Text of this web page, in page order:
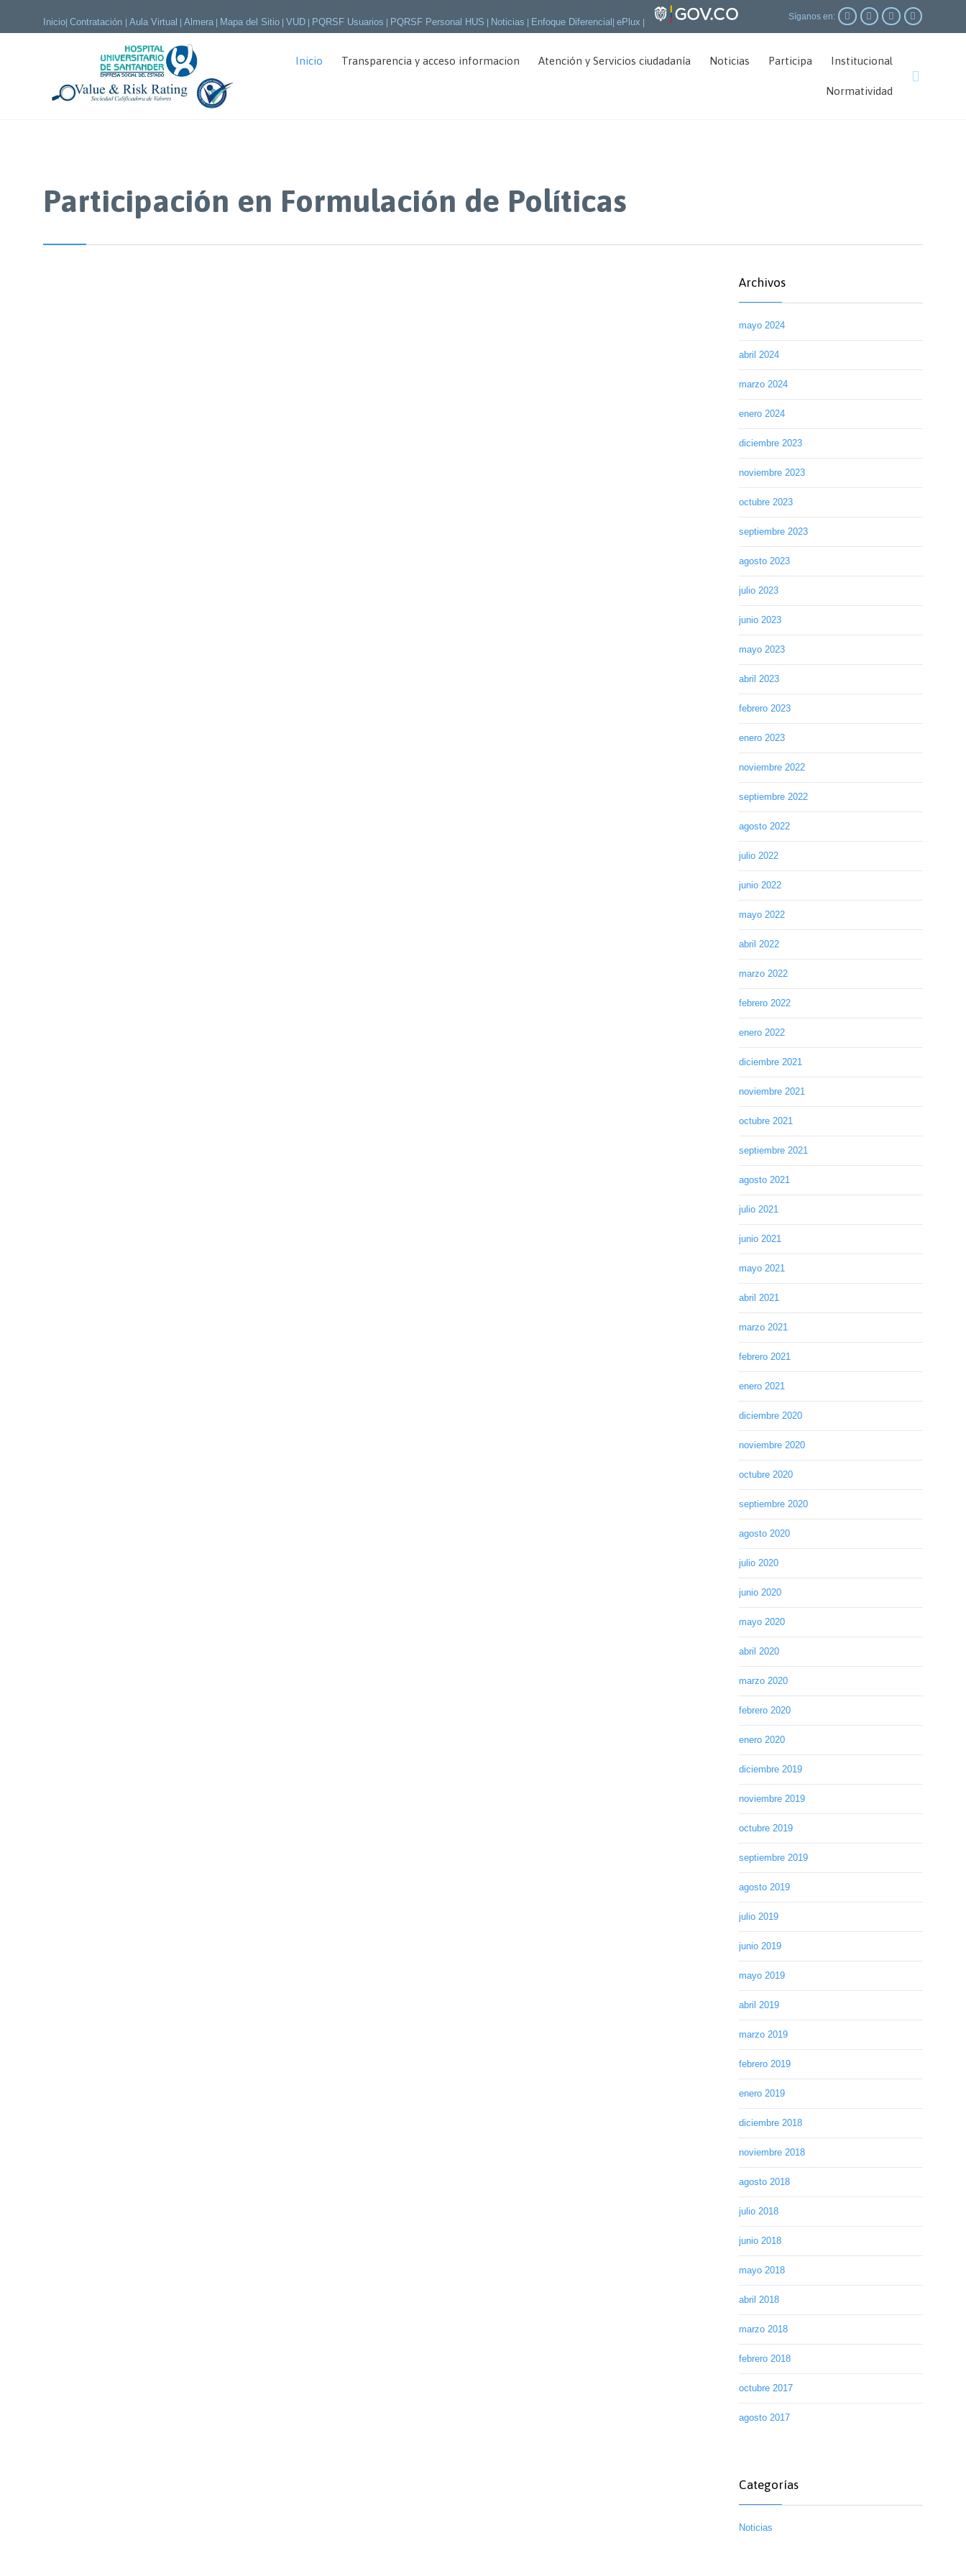
Inicio Contratación Aula Virtual Almera Mapa del Sitio VUD PQRSF Usuarios PQRSF Personal HUS Noticias Enfoque Diferencial ePlux Síganos en:    
content
Inicio Transparencia y acceso informacion Atención y Servicios ciudadanía Noticias Participa Institucional
Normatividad

Participación en Formulación de Políticas
Archivos
mayo 2024
abril 2024
marzo 2024
enero 2024
diciembre 2023
noviembre 2023
octubre 2023
septiembre 2023
agosto 2023
julio 2023
junio 2023
mayo 2023
abril 2023
febrero 2023
enero 2023
noviembre 2022
septiembre 2022
agosto 2022
julio 2022
junio 2022
mayo 2022
abril 2022
marzo 2022
febrero 2022
enero 2022
diciembre 2021
noviembre 2021
octubre 2021
septiembre 2021
agosto 2021
julio 2021
junio 2021
mayo 2021
abril 2021
marzo 2021
febrero 2021
enero 2021
diciembre 2020
noviembre 2020
octubre 2020
septiembre 2020
agosto 2020
julio 2020
junio 2020
mayo 2020
abril 2020
marzo 2020
febrero 2020
enero 2020
diciembre 2019
noviembre 2019
octubre 2019
septiembre 2019
agosto 2019
julio 2019
junio 2019
mayo 2019
abril 2019
marzo 2019
febrero 2019
enero 2019
diciembre 2018
noviembre 2018
agosto 2018
julio 2018
junio 2018
mayo 2018
abril 2018
marzo 2018
febrero 2018
octubre 2017
agosto 2017
Categorías
Noticias